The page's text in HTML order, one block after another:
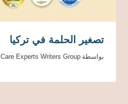
تصغير الحلمة في تركيا
بواسطة Care Experts Writers Group